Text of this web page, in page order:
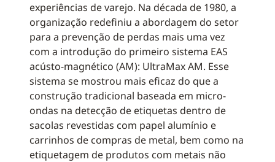
experiências de varejo. Na década de 1980, a
organização redefiniu a abordagem do setor
para a prevenção de perdas mais uma vez
com a introdução do primeiro sistema EAS
acústo-magnético (AM): UltraMax AM. Esse
sistema se mostrou mais eficaz do que a
construção tradicional baseada em micro-
ondas na detecção de etiquetas dentro de
sacolas revestidas com papel alumínio e
carrinhos de compras de metal, bem como na
etiquetagem de produtos com metais não